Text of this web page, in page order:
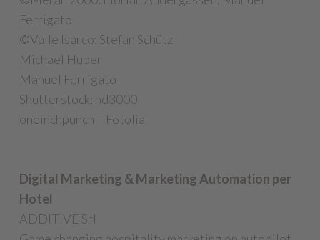
Ferrigato
©Valle Isarco: Stefan Schütz
Michael Huber
Manuel Ferrigato
Shutterstock: nd3000
oneinchpunch – Fotolia
Digital Marketing & Marketing Automation per
Hotel
ADDITIVE Srl